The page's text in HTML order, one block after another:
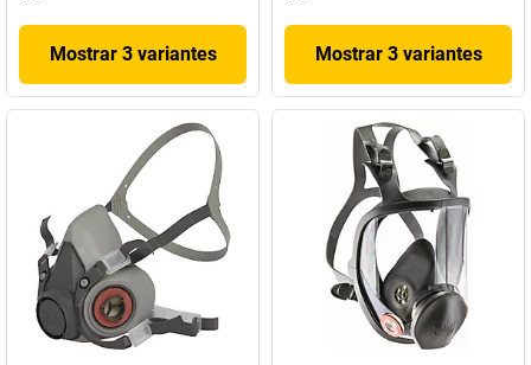
Mostrar 3 variantes Mostrar 3 variantes